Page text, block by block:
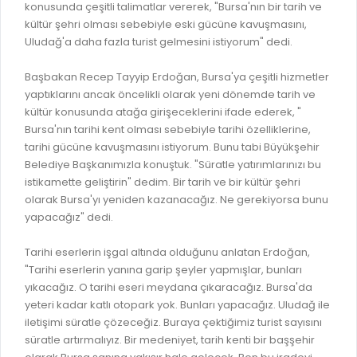
BİLGİ EDİNME
MECLİS
MECLİS ÜYELERİ
KOMİSYON ÜYELERİ
MECLİS KARARLARI
MECLİS GÜNDEMİ VE KARAR ÖZETLERİ
YAYIN / PLAN / RAPOR
STRATEJİK PLANLAR
PERFORMANS PROGRAMI
BÜTÇE
FAALİYET RAPORLARI
KESİN HESAPLAR
YANGIN SİGORTA E-BEYANNAME
ORKESTRA KAYIT
SEYAHAT KARTI SORGULAMA
BURSA AKADEMİ
ÜCRETSİZ WİFİ NOKTALARI
İTFAİYE RAPORU
İTFAİYE OLAY KAYDI BAŞVURUSU
BADEM KAYIT
İHALE İLANLARI
DOĞRUDAN TEMİN İLANLARI
konusunda çeşitli talimatlar vererek, "Bursa'nın bir tarih ve
kültür şehri olması sebebiyle eski gücüne kavuşmasını,
Uludağ'a daha fazla turist gelmesini istiyorum" dedi.
Başbakan Recep Tayyip Erdoğan, Bursa'ya çeşitli hizmetler
yaptıklarını ancak öncelikli olarak yeni dönemde tarih ve
kültür konusunda atağa girişeceklerini ifade ederek, "
Bursa'nın tarihi kent olması sebebiyle tarihi özelliklerine,
tarihi gücüne kavuşmasını istiyorum. Bunu tabi Büyükşehir
Belediye Başkanımızla konuştuk. "Süratle yatırımlarınızı bu
istikamette geliştirin" dedim. Bir tarih ve bir kültür şehri
olarak Bursa'yı yeniden kazanacağız. Ne gerekiyorsa bunu
yapacağız" dedi.
Tarihi eserlerin işgal altında olduğunu anlatan Erdoğan,
"Tarihi eserlerin yanına garip şeyler yapmışlar, bunları
yıkacağız. O tarihi eseri meydana çıkaracağız. Bursa'da
yeteri kadar katlı otopark yok. Bunları yapacağız. Uludağ ile
iletişimi süratle çözeceğiz. Buraya çektiğimiz turist sayısını
süratle artırmalıyız. Bir medeniyet, tarih kenti bir başşehir